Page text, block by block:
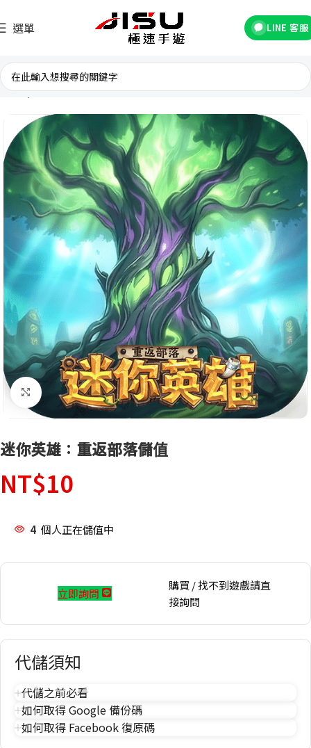
選單 LINE 客服
首頁 台灣遊戲
點擊放大
迷你英雄：重返部落儲值
NT$10
4 個人正在儲值中
立即詢問
購買 / 找不到遊戲請直
接詢問
代儲須知
代儲之前必看
如何取得 Google 備份碼
如何取得 Facebook 復原碼